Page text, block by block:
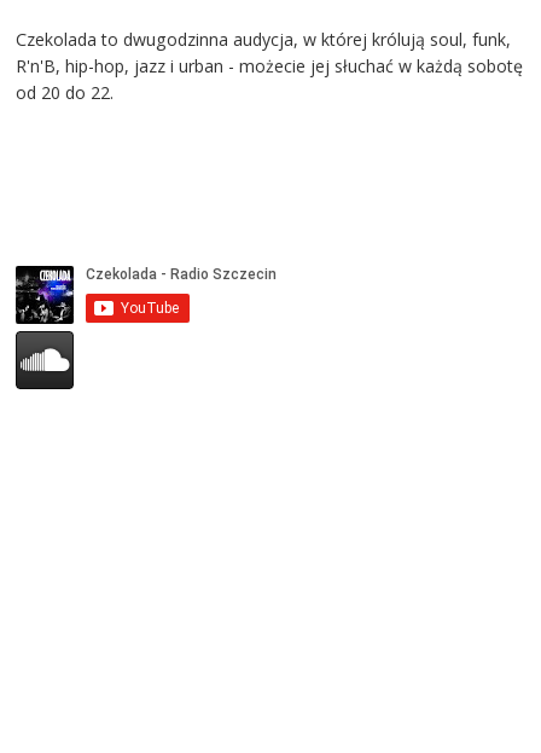
Czekolada to dwugodzinna audycja, w której królują soul, funk,
R'n'B, hip-hop, jazz i urban - możecie jej słuchać w każdą sobotę
od 20 do 22.